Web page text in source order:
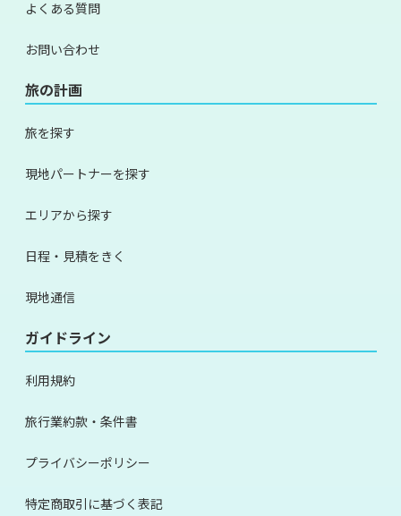
よくある質問
お問い合わせ
旅の計画
旅を探す
現地パートナーを探す
エリアから探す
日程・見積をきく
現地通信
ガイドライン
利用規約
旅行業約款・条件書
プライバシーポリシー
特定商取引に基づく表記